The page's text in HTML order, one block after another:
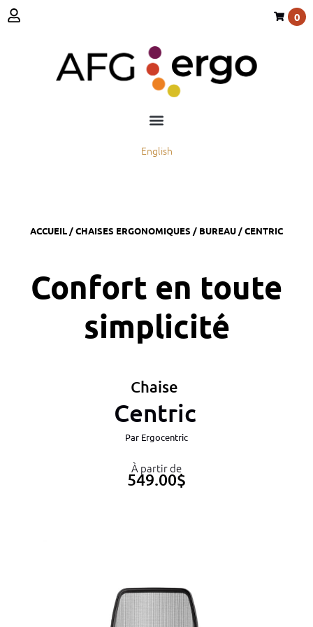
0
English
ACCUEIL /CHAISES ERGONOMIQUES / BUREAU / CENTRIC
Confort en toute
simplicité
Chaise
Centric
Par Ergocentric
À partir de
549.00$